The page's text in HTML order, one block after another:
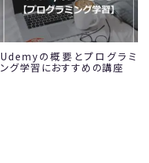
Udemyの概要とプログラミ
ング学習におすすめの講座